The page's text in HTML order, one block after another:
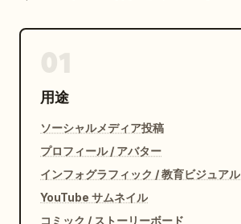
用途
ソーシャルメディア投稿
プロフィール / アバター
インフォグラフィック / 教育ビジュアル
YouTube サムネイル
コミック / ストーリーボード